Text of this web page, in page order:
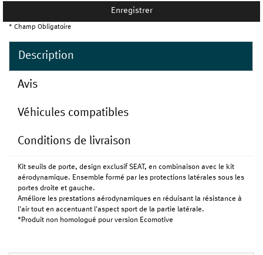
Enregistrer
* Champ Obligatoire
Description
Avis
Véhicules compatibles
Conditions de livraison
Kit seuils de porte, design exclusif SEAT, en combinaison avec le kit
aérodynamique. Ensemble formé par les protections latérales sous les
portes droite et gauche.
Améliore les prestations aérodynamiques en réduisant la résistance à
l'air tout en accentuant l'aspect sport de la partie latérale.
*Produit non homologué pour version Ecomotive